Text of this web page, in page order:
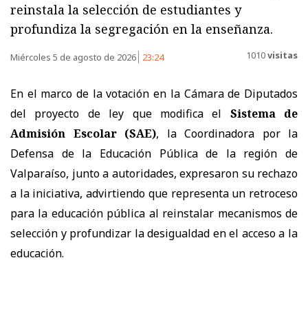
reinstala la selección de estudiantes y
profundiza la segregación en la enseñanza.
Miércoles 5 de agosto de 2026 23:24 1010visitas
En el marco de la votación en la Cámara de Diputados
del proyecto de ley que modifica el
Sistema de
Admisión Escolar (SAE), la Coordinadora por la
Defensa de la Educación Pública de la región de
Valparaíso, junto a autoridades, expresaron su rechazo
a la iniciativa, advirtiendo que representa un retroceso
para la educación pública al reinstalar mecanismos de
selección y profundizar la desigualdad en el acceso a la
educación.